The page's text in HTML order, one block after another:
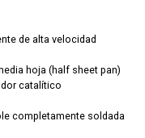
de alta velocidad
hoja (half sheet pan)
catalítico
completamente soldada